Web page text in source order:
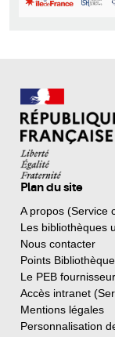
Plan du site
A propos (Service
Les bibliothèques
Nous contacter
Points
Le PEB fournisseur
Accès intranet
Mentions légales
Personnalisation